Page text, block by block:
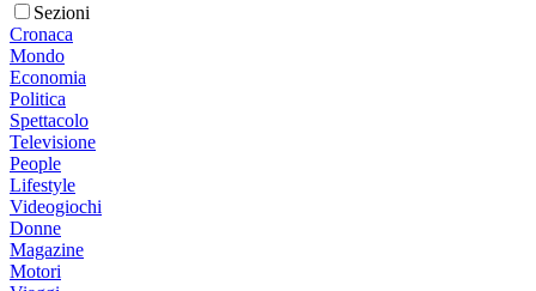
Sezioni
Cronaca
Mondo
Economia
Politica
Spettacolo
Televisione
People
Lifestyle
Videogiochi
Donne
Magazine
Motori